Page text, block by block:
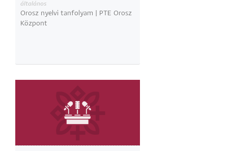
általános
Orosz nyelvi tanfolyam | PTE Orosz
Központ